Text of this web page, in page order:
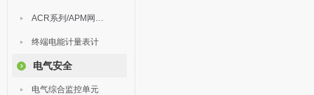
ACR系列/APM网络电力仪表
终端电能计量表计
电气安全
电气综合监控单元